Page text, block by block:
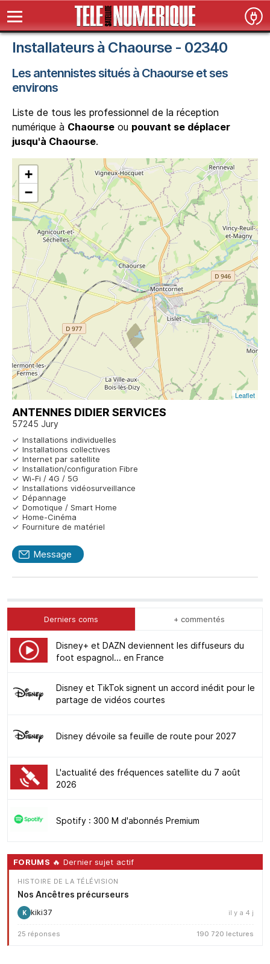
Installateurs à Chaourse - 02340
Les antennistes situés à Chaourse et ses
environs
Liste de tous les professionnel de la réception
numérique à Chaourse ou pouvant se déplacer
jusqu'à Chaourse.
+
−
Leaflet
ANTENNES DIDIER SERVICES
57245 Jury
Installations individuelles
Installations collectives
Internet par satellite
Installation/configuration Fibre
Wi-Fi / 4G / 5G
Installations vidéosurveillance
Dépannage
Domotique / Smart Home
Home-Cinéma
Fourniture de matériel
Message
Derniers coms + commentés
Disney+ et DAZN deviennent les diffuseurs du
foot espagnol... en France
Disney et TikTok signent un accord inédit pour le
partage de vidéos courtes
Disney dévoile sa feuille de route pour 2027
L'actualité des fréquences satellite du 7 août
2026
Spotify : 300 M d'abonnés Premium
FORUMS 🔥 Dernier sujet actif
HISTOIRE DE LA TÉLÉVISION
Nos Ancêtres précurseurs
K kiki37 il y a 4 j
25 réponses 190 720 lectures